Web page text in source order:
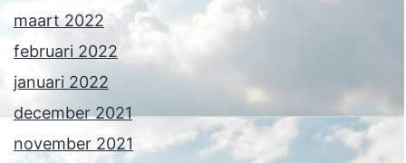
maart 2022
februari 2022
januari 2022
december 2021
november 2021